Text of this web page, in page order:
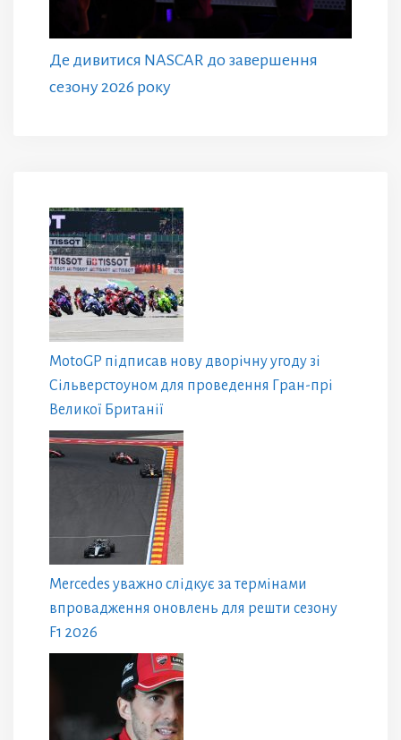
Де дивитися NASCAR до завершення
сезону 2026 року
MotoGP підписав нову дворічну угоду зі
Сільверстоуном для проведення Гран-прі
Великої Британії
Mercedes уважно слідкує за термінами
впровадження оновлень для решти сезону
F1 2026